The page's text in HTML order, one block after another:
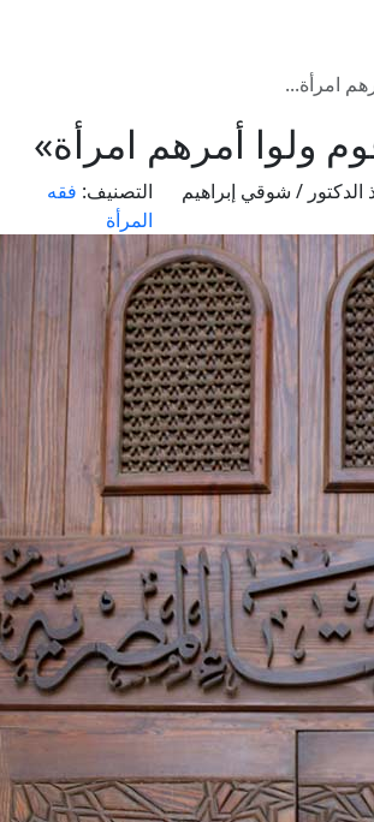
امرأة...
ولوا أمرهم امرأة»
الدكتور / شوقي إبراهيم
التصنيف: فقه
المرأة